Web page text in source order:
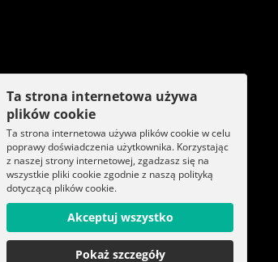
Ta strona internetowa używa
plików cookie
Ta strona internetowa używa plików cookie w celu
poprawy doświadczenia użytkownika. Korzystając
z naszej strony internetowej, zgadzasz się na
wszystkie pliki cookie zgodnie z naszą polityką
dotyczącą plików cookie.
Akceptuj wszystko
Pokaż szczegóły